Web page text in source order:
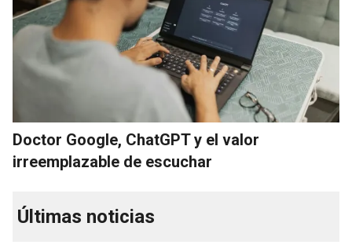
Doctor Google, ChatGPT y el valor
irreemplazable de escuchar
Últimas noticias